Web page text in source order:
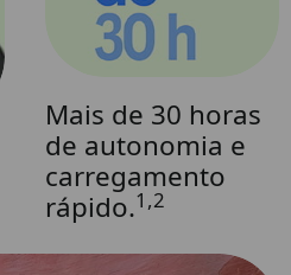
Mais de 30 horas
de autonomia e
carregamento
rápido.1,2